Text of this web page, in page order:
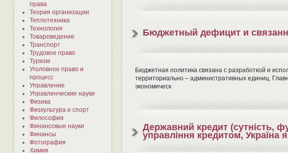
права
Теория организации
Теплотехника
Технология
Товароведение
Транспорт
Трудовое право
Туризм
Уголовное право и
процесс
Управление
Управленческие науки
Физика
Физкультура и спорт
Философия
Финансовые науки
Финансы
Фотография
Химия
Бюджетный дефицит и
Бюджетная политика связана с разработкой и
территориально – административных единиц.
экономическ
Державний кредит (сутність,
управління кредитом, Україна